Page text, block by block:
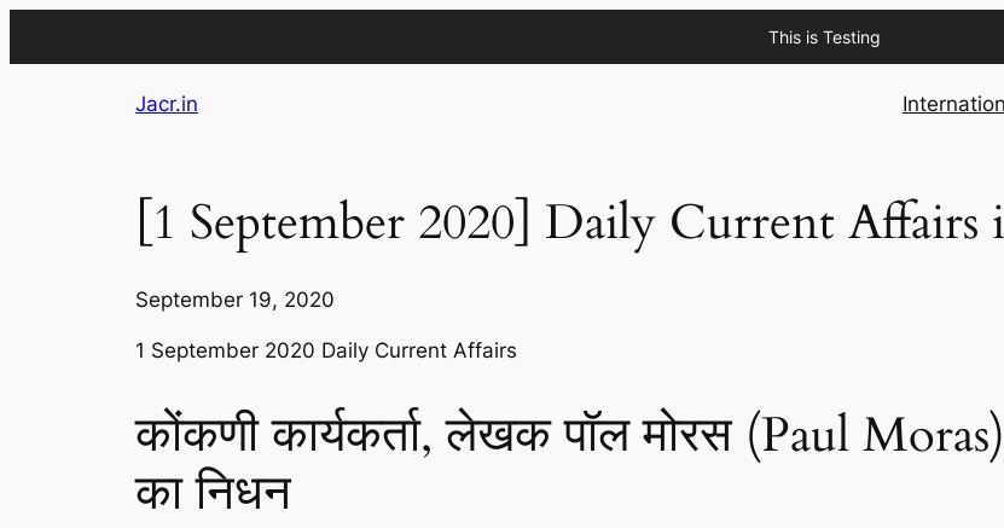
This is Testing
Jacr.in
[1 September 2020] Daily Current
September 19, 2020
1 September 2020 Daily Current Affairs
कोंकणी कार्यकर्ता, लेखक पॉल मोरस (Paul Moras)
का निधन